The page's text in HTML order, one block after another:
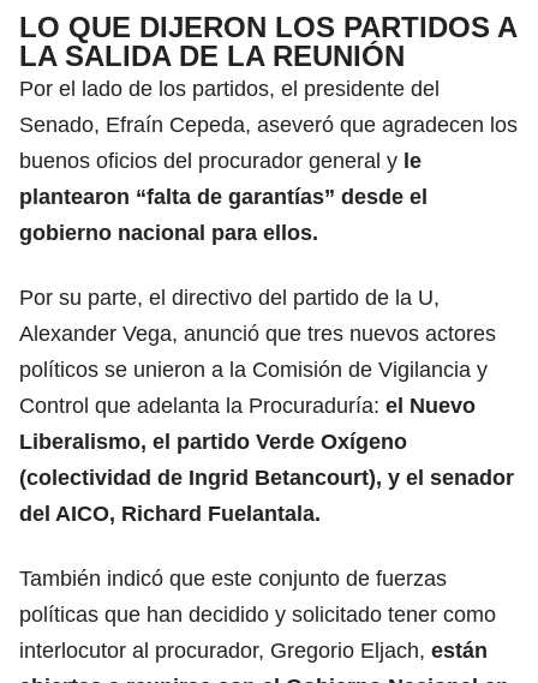
LO QUE DIJERON LOS PARTIDOS A
LA SALIDA DE LA REUNIÓN
Por el lado de los partidos, el presidente del
Senado, Efraín Cepeda, aseveró que agradecen los
buenos oficios del procurador general y le
plantearon “falta de garantías” desde el
gobierno nacional para ellos.
Por su parte, el directivo del partido de la U,
Alexander Vega, anunció que tres nuevos actores
políticos se unieron a la Comisión de Vigilancia y
Control que adelanta la Procuraduría: el Nuevo
Liberalismo, el partido Verde Oxígeno
(colectividad de Ingrid Betancourt), y el senador
del AICO, Richard Fuelantala.
También indicó que este conjunto de fuerzas
políticas que han decidido y solicitado tener como
interlocutor al procurador, Gregorio Eljach, están